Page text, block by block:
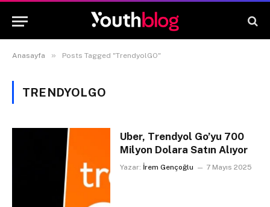
Anasayfa » Posts Tagged "TrendyolGO"
TRENDYOLGO
Uber, Trendyol Go’yu 700
Milyon Dolara Satın Alıyor
Yazar: İrem Gençoğlu 7 Mayıs 2025